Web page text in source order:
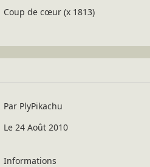
Coup de cœur (x 1813)
Par PlyPikachu
Le 24 Août 2010
Informations